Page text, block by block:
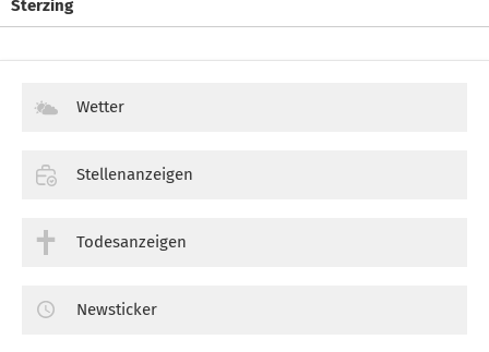
Sterzing
Wetter
Stellenanzeigen
Todesanzeigen
Newsticker